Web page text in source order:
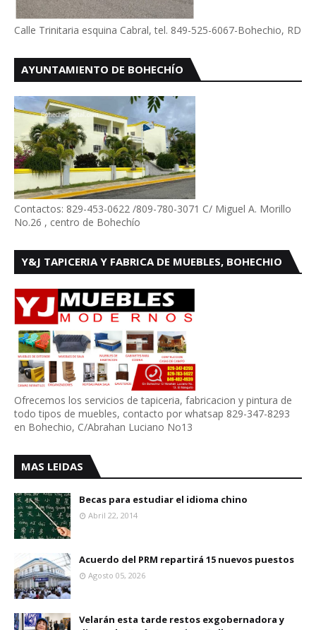
Calle Trinitaria esquina Cabral, tel. 849-525-6067-Bohechio, RD
AYUNTAMIENTO DE BOHECHÍO
Contactos: 829-453-0622 /809-780-3071 C/ Miguel A. Morillo
No.26 , centro de Bohechío
Y&J TAPICERIA Y FABRICA DE MUEBLES, BOHECHIO
Ofrecemos los servicios de tapiceria, fabricacion y pintura de
todo tipos de muebles, contacto por whatsap 829-347-8293
en Bohechio, C/Abrahan Luciano No13
MAS LEIDAS
Becas para estudiar el idioma chino
Abril 22, 2014
Acuerdo del PRM repartirá 15 nuevos puestos
Agosto 05, 2026
Velarán esta tarde restos exgobernadora y